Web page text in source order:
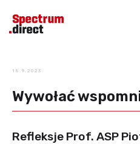
18.9.2023
Wywołać
Refleksje Prof. ASP